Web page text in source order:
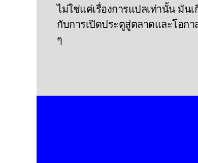
ไม่ใช่แค่เรื่องการแปลเท่านั้น มันเ
กับการเปิดประตูสู่ตลาดและโอกา
ๆ